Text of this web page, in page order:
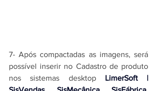
7- Após compactadas as imagens, será
possível inserir no Cadastro de produto
nos sistemas desktop LimerSoft |